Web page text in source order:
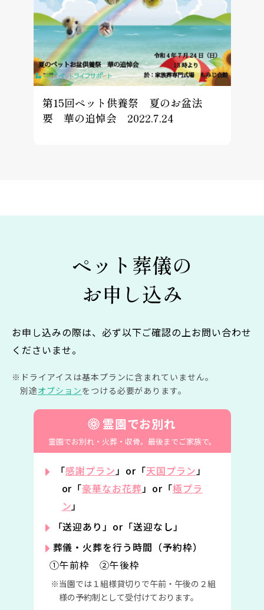
第15回ペット供養祭 夏のお盆法
要 華の追悼会 2022.7.24
ペット葬儀の
お申し込み
お申し込みの際は、必ず以下ご確認の上お問い合わせ
くださいませ。
ドライアイスは基本プランに含まれていません。
別途オプションをつける必要があります。
霊園でお別れ
霊園でお別れ・火葬・収骨。 最後までご家族で。
「感謝プラン」or「天国プラン」
or「豪華なお花葬」or「極プラ
ン」
「送迎あり」or「送迎なし」
葬儀・火葬を行う時間（予約枠）
①午前枠 ②午後枠
当園では１組様貸切りで午前・午後の２組
様の予約制として受付けております。